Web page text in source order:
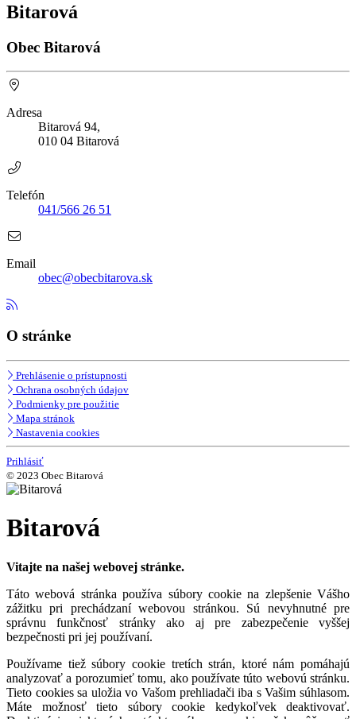
Bitarová
Obec Bitarová
Adresa
Bitarová 94,
010 04 Bitarová
Telefón
041/566 26 51
Email
obec@obecbitarova.sk
O stránke
Prehlásenie o prístupnosti
Ochrana osobných údajov
Podmienky pre použitie
Mapa stránok
Nastavenia cookies
Prihlásiť
© 2023 Obec Bitarová
Bitarová
Vitajte na našej webovej stránke.
Táto webová stránka používa súbory cookie na zlepšenie Vášho
zážitku pri prechádzaní webovou stránkou. Sú nevyhnutné pre
správnu funkčnosť stránky ako aj pre zabezpečenie vyššej
bezpečnosti pri jej používaní.
Používame tiež súbory cookie tretích strán, ktoré nám pomáhajú
analyzovať a porozumieť tomu, ako používate túto webovú stránku.
Tieto cookies sa uložia vo Vašom prehliadači iba s Vašim súhlasom.
Máte možnosť tieto súbory cookie kedykoľvek deaktivovať.